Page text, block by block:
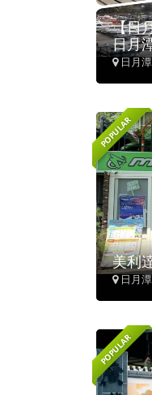
【日
日月
日月潭
POPULAR
美利
日月潭
POPULAR